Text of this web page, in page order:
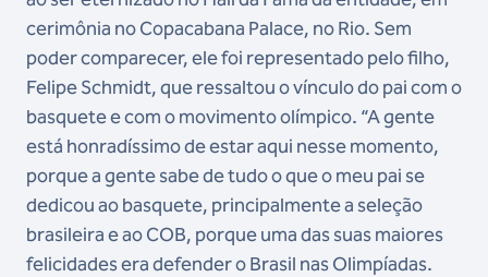
cerimônia no Copacabana Palace, no Rio. Sem
poder comparecer, ele foi representado pelo filho,
Felipe Schmidt, que ressaltou o vínculo do pai com o
basquete e com o movimento olímpico. “A gente
está honradíssimo de estar aqui nesse momento,
porque a gente sabe de tudo o que o meu pai se
dedicou ao basquete, principalmente a seleção
brasileira e ao COB, porque uma das suas maiores
felicidades era defender o Brasil nas Olimpíadas.